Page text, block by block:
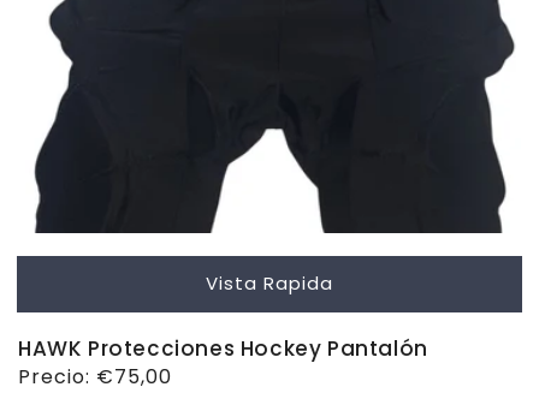
Vista Rapida
HAWK Protecciones Hockey Pantalón
Precio
Precio: €75,00